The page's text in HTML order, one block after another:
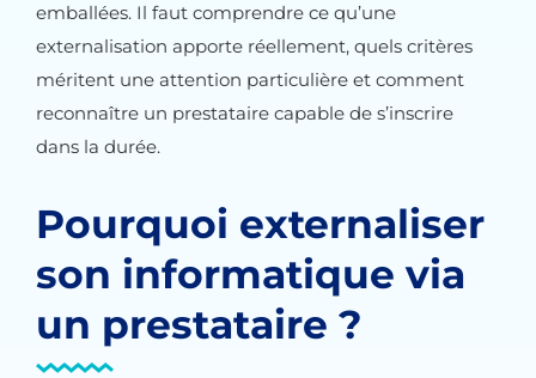
emballées. Il faut comprendre ce qu’une
externalisation apporte réellement, quels critères
méritent une attention particulière et comment
reconnaître un prestataire capable de s’inscrire
dans la durée.
Pourquoi externaliser
son informatique via
un prestataire ?